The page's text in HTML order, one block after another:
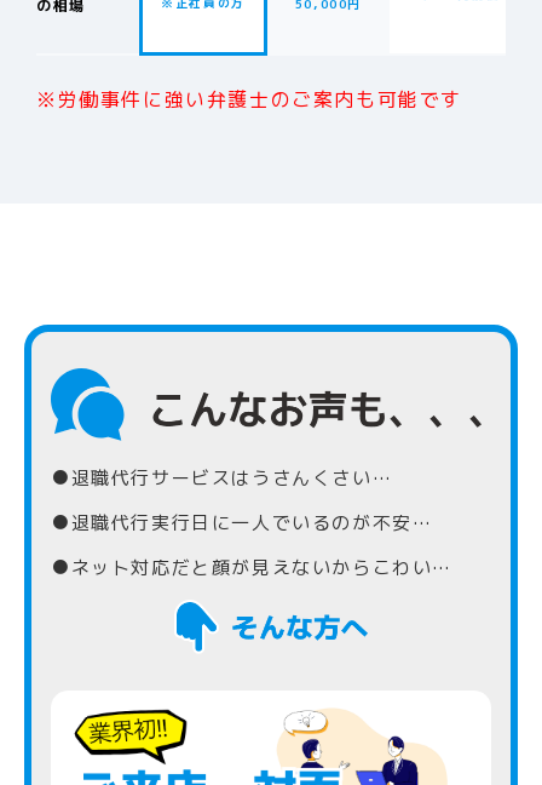
の相場
50,000円
※労働事件に強い弁護士のご案内も可能です
●退職代行サービスはうさんくさい…
●退職代行実行日に一人でいるのが不安…
●ネット対応だと顔が見えないからこわい…